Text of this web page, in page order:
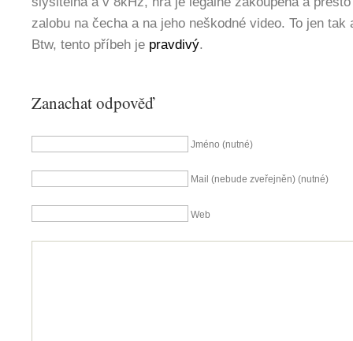
zalobu na čecha a na jeho neškodné video. To jen tak
Btw, tento příbeh je pravdivý.
Zanachat odpověď
Jméno (nutné)
Mail (nebude zveřejněn) (nutné)
Web